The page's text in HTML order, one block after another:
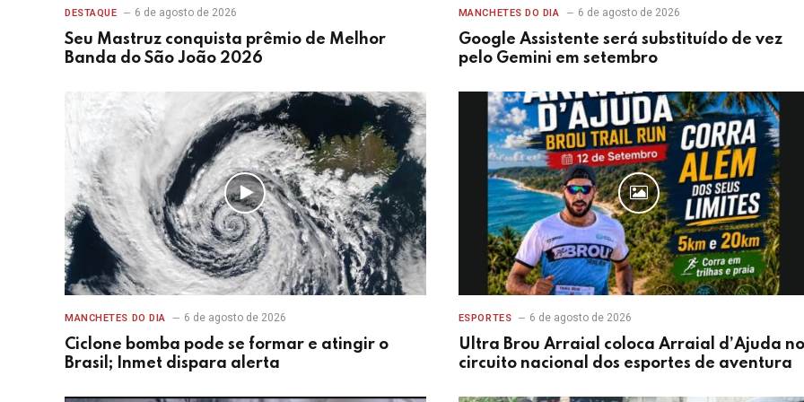
DESTAQUE 6 de agosto de 2026
Seu Mastruz conquista prêmio de Melhor
Banda do São João 2026
MANCHETES DO DIA 6 de agosto de 2026
Google Assistente será substituído de vez
pelo Gemini em setembro
MANCHETES DO DIA 6 de agosto de 2026
Ciclone bomba pode se formar e atingir o
Brasil; Inmet dispara alerta
ESPORTES 6 de agosto de 2026
Ultra Brou Arraial coloca Arraial d’Ajuda no
circuito nacional dos esportes de aventura